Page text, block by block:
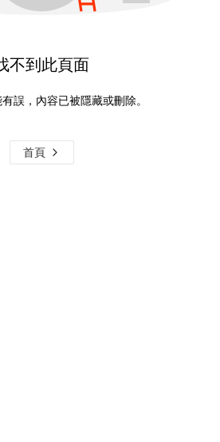
不到此頁面
誤，內容已被隱藏或刪除。
首頁